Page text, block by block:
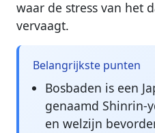
waar de stress van het
vervaagt.
Belangrijkste punten
Bosbaden is een
genaamd Shinrin-
en welzijn